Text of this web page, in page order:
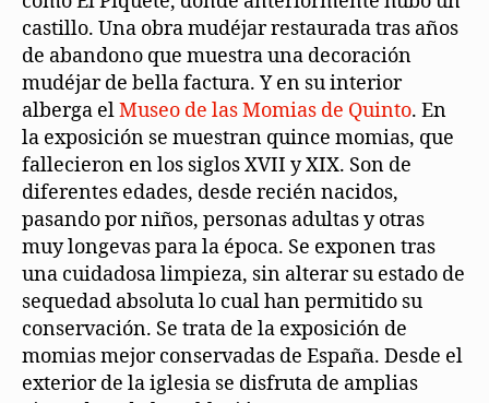
castillo. Una obra mudéjar restaurada tras años
de abandono que muestra una decoración
mudéjar de bella factura. Y en su interior
alberga elMuseo de las Momias de Quinto. En
la exposición se muestran quince momias, que
fallecieron en los siglos XVII y XIX. Son de
diferentes edades, desde recién nacidos,
pasando por niños, personas adultas y otras
muy longevas para la época. Se exponen tras
una cuidadosa limpieza, sin alterar su estado de
sequedad absoluta lo cual han permitido su
conservación. Se trata de la exposición de
momias mejor conservadas de España. Desde el
exterior de la iglesia se disfruta de amplias